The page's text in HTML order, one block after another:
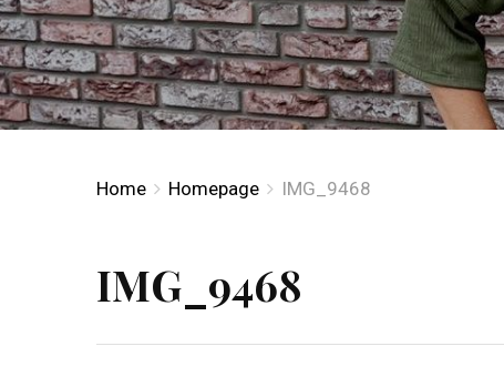
Home Homepage IMG_9468
IMG_9468